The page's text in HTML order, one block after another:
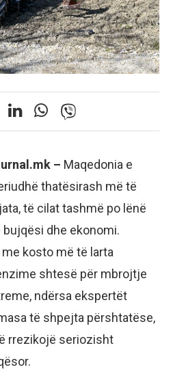
– Maqedonia e
thatësirash më të
të cilat tashmë po lënë
dhe ekonomi.
kosto më të larta
shtesë për mbrojtje
ndërsa ekspertët
të shpejta përshtatëse,
rrezikojë seriozisht